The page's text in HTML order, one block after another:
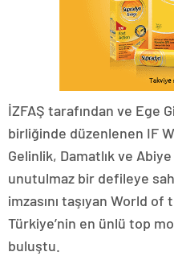
İZFAŞ tarafından ve Ege
birliğinde düzenlenen IF
Gelinlik, Damatlık ve
unutulmaz bir defileye
imzasını taşıyan World
Türkiye’nin en ünlü top
buluştu.